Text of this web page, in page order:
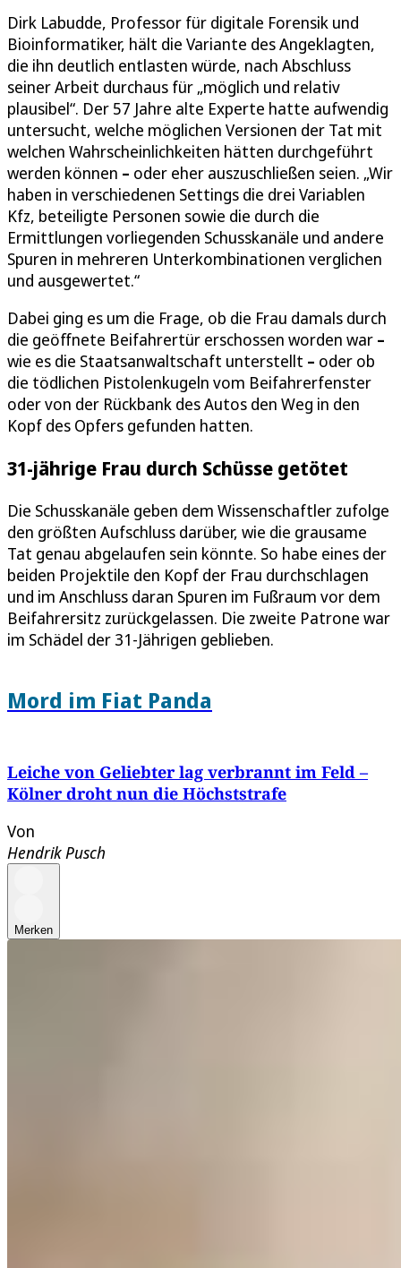
Dirk Labudde, Professor für digitale Forensik und
Bioinformatiker, hält die Variante des Angeklagten,
die ihn deutlich entlasten würde, nach Abschluss
seiner Arbeit durchaus für „möglich und relativ
plausibel“. Der 57 Jahre alte Experte hatte aufwendig
untersucht, welche möglichen Versionen der Tat mit
welchen Wahrscheinlichkeiten hätten durchgeführt
werden können – oder eher auszuschließen seien. „Wir
haben in verschiedenen Settings die drei Variablen
Kfz, beteiligte Personen sowie die durch die
Ermittlungen vorliegenden Schusskanäle und andere
Spuren in mehreren Unterkombinationen verglichen
und ausgewertet.“
Dabei ging es um die Frage, ob die Frau damals durch
die geöffnete Beifahrertür erschossen worden war –
wie es die Staatsanwaltschaft unterstellt – oder ob
die tödlichen Pistolenkugeln vom Beifahrerfenster
oder von der Rückbank des Autos den Weg in den
Kopf des Opfers gefunden hatten.
31-jährige Frau durch Schüsse getötet
Die Schusskanäle geben dem Wissenschaftler zufolge
den größten Aufschluss darüber, wie die grausame
Tat genau abgelaufen sein könnte. So habe eines der
beiden Projektile den Kopf der Frau durchschlagen
und im Anschluss daran Spuren im Fußraum vor dem
Beifahrersitz zurückgelassen. Die zweite Patrone war
im Schädel der 31-Jährigen geblieben.
Mord im Fiat Panda
Leiche von Geliebter lag verbrannt im Feld –
Kölner droht nun die Höchststrafe
Von
Hendrik Pusch
Merken